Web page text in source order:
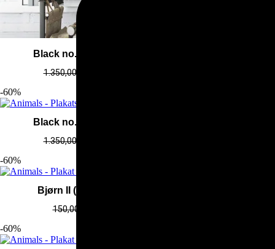
Black no. 1 (Plakatsæt – plakat / lærredsprint)
1.350,00
-60%
Black no. 4 (Plakatsæt – plakat / lærredsprint)
1.350,00
-60%
Bjørn II (Stort billede – plakat / lærredsprint)
150,00
-60%